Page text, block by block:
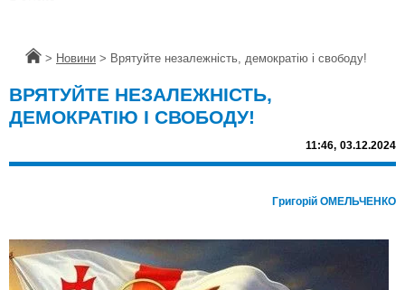
Головна
> Новини > Врятуйте незалежність, демократію і свободу!
ВРЯТУЙТЕ НЕЗАЛЕЖНІСТЬ,
ДЕМОКРАТІЮ І СВОБОДУ!
11:46, 03.12.2024
Григорій ОМЕЛЬЧЕНКО